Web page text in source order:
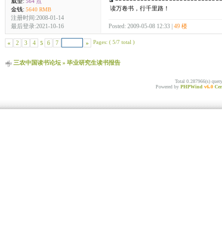
564 点
金钱: 5640 RMB
注册时间:2008-01-14
最后登录:2021-10-16
读万卷书，行千里路！
Posted: 2009-05-08 12:33 | 49 楼
« 2 3 4 5 6 7 » Pages: ( 5/7 total )
三农中国读书论坛» 毕业研究生读书报告
Total 0.287966(s)
Powered by PHPWind v6.0